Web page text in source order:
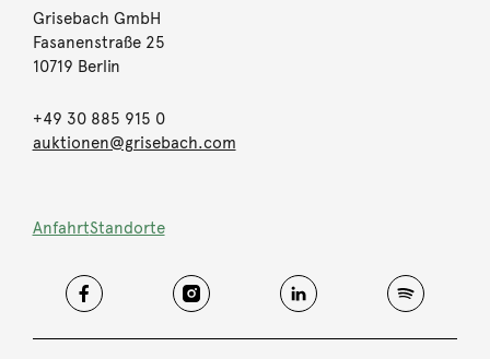
Grisebach GmbH
Fasanenstraße 25
10719 Berlin
+49 30 885 915 0
auktionen@grisebach.com
AnfahrtStandorte